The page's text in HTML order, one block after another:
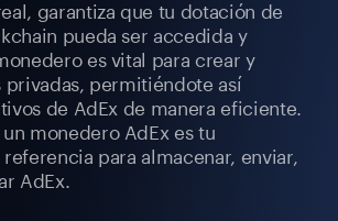
garantiza que tu dotación de
pueda ser accedida y
es vital para crear y
privadas, permitiéndote así
de AdEx de manera eficiente.
monedero AdEx es tu
para almacenar, enviar,
AdEx.